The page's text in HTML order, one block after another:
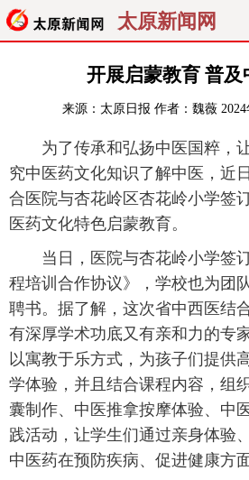
太原新闻网
聚焦
经济 关注
纵横 曝光
旅游 理财
看天下 晋月读 最
太原日报 太原晚报
开展启蒙教育 普及
来源： 太原日报 作者：魏薇
为了传承和弘扬中医国粹，
究中医药文化知识了解中医，近
合医院与杏花岭区杏花岭小学签
医药文化特色启蒙教育。
当日，医院与杏花岭小学签
程培训合作协议》，学校也为团
聘书。据了解，这次省中西医结
有深厚学术功底又有亲和力的专
以寓教于乐方式，为孩子们提供
学体验，并且结合课程内容，组
囊制作、中医推拿按摩体验、中
践活动，让学生们通过亲身体验
中医药在预防疾病、促进健康方